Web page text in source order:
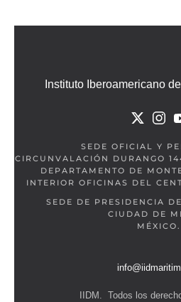
Instituto Iberoamericano
SEDE OFICIAL Y
CIRCUNVALACIÓN DURANGO
DEPARTAMENTO DE
INTERIOR OFICINAS DEL
SEDE DE PRESIDENCIA
CIUDAD DE
MÉXICO.
IIDM. Todos los